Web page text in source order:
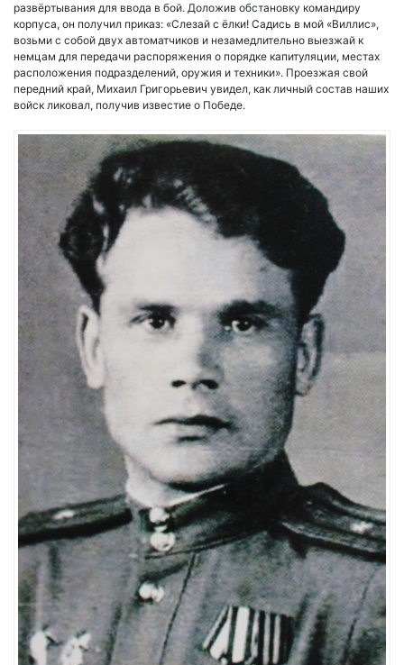
развёртывания для ввода в бой. Доложив обстановку командиру
корпуса, он получил приказ: «Слезай с ёлки! Садись в мой «Виллис»,
возьми с собой двух автоматчиков и незамедлительно выезжай к
немцам для передачи распоряжения о порядке капитуляции, местах
расположения подразделений, оружия и техники». Проезжая свой
передний край, Михаил Григорьевич увидел, как личный состав наших
войск ликовал, получив известие о Победе.